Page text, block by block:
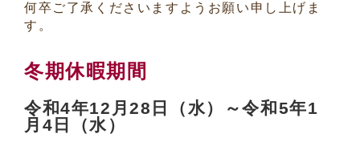
何卒ご了承くださいますようお願い申し上げま
す。
冬期休暇期間
令和4年12月28日（水）～令和5年1
月4日（水）